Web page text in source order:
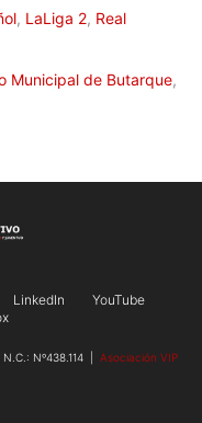
, LaLiga 2, Real
Municipal de Butarque,
LinkedIn
YouTube
Nº438.114 | Asociación VIP